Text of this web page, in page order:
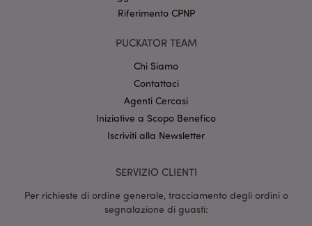
Riferimento CPNP
PUCKATOR TEAM
Chi Siamo
Contattaci
Agenti Cercasi
Iniziative a Scopo Benefico
Iscriviti alla Newsletter
SERVIZIO CLIENTI
Per richieste di ordine generale, tracciamento degli ordini o
segnalazione di guasti:
I cookie strettamente necessari consentono le
propria area riservata e gestione dell'account. Il sito
internet non può essere utilizzato correttamente